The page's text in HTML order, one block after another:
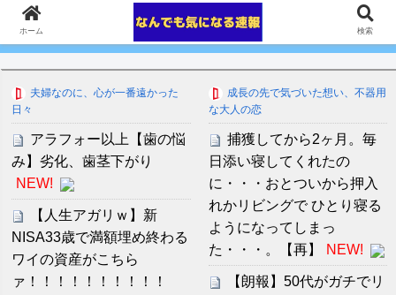
夫婦なのに、心が一番遠かった
日々
アラフォー以上【歯の悩
み】劣化、歯茎下がり
NEW!
【人生アガリｗ】新
NISA33歳で満額埋め終わる
ワイの資産がこちら
ァ！！！！！！！！！！
成長の先で気づいた想い、不器用
な大人の恋
捕獲してから2ヶ月。毎
日添い寝してくれたの
に・・・おとついから押入
れかリビングで ひとり寝る
ようになってしまっ
た・・・。【再】
NEW!
【朗報】50代がガチでリ
ホーム 検索